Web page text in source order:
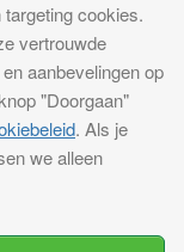
in Nederland en in
kortingen bespaar
Bekijk dan de
te overnachten. Van
. Dat is genieten
cookies.
vertrouwde
aanbevelingen op
"Doorgaan"
. Als je
we alleen